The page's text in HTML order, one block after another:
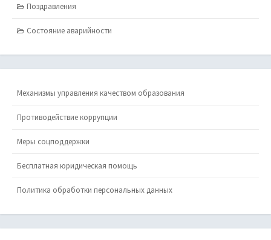
Поздравления
Состояние аварийности
Механизмы управления качеством образования
Противодействие коррупции
Меры соцподдержки
Бесплатная юридическая помощь
Политика обработки персональных данных